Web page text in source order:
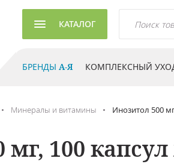
КАТАЛОГ
БРЕНДЫ А-Я КОМПЛЕКСНЫЙ
Минералы и витамины Инозитол 500
100 капсул